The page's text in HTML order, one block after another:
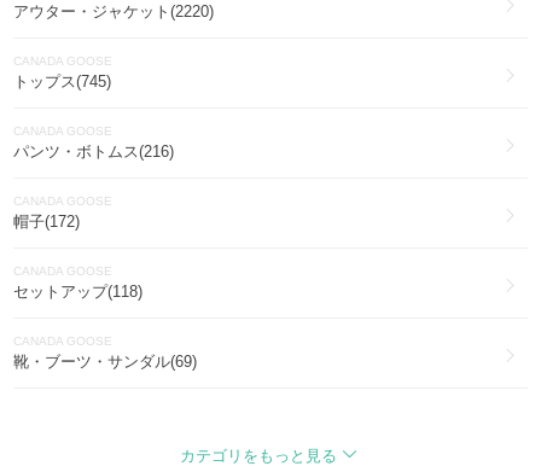
アウター・ジャケット(2220)
CANADA GOOSE
トップス(745)
CANADA GOOSE
パンツ・ボトムス(216)
CANADA GOOSE
帽子(172)
CANADA GOOSE
セットアップ(118)
CANADA GOOSE
靴・ブーツ・サンダル(69)
カテゴリをもっと見る